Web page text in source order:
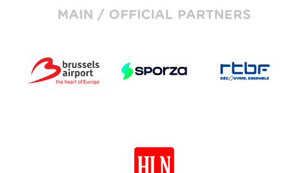
MAIN / OFFICIAL PARTNERS